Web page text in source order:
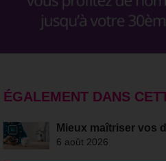
ÉGALEMENT DANS
Mieux maîtriser vos
6 août 2026